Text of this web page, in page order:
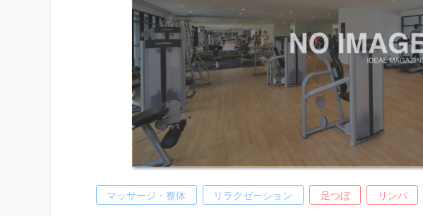
マッサージ・整体 リラクゼーション 足つぼ リンパ